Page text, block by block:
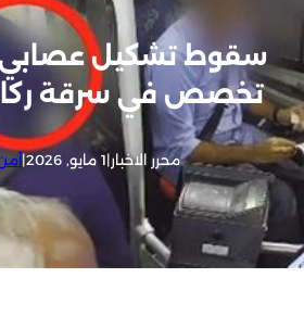
سقوط تشكيل عصابي
تخصص في سرقة
محرر الاخبار|1 مايو, 2026 |